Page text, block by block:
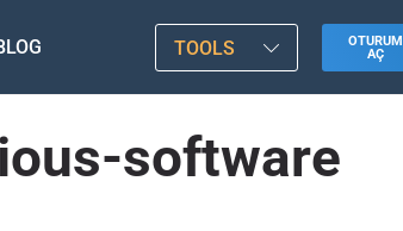
TOOLS
OTURUM
AÇ
software